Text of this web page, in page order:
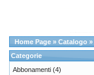
Home Page » Catalogo »
Categorie
Abbonamenti (4)